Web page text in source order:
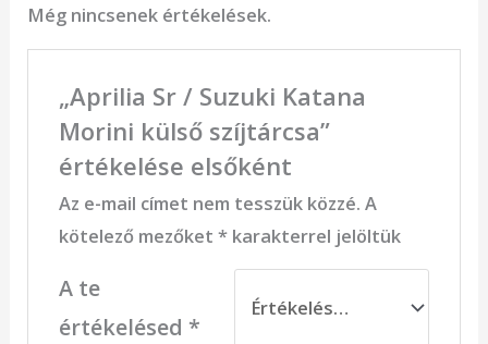
Még nincsenek értékelések.
„Aprilia Sr / Suzuki Katana
Morini külső szíjtárcsa”
értékelése elsőként
Az e-mail címet nem tesszük közzé. A
kötelező mezőket *karakterrel jelöltük
A te
értékelésed *